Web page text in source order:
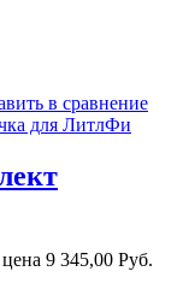
в сравнение
9 345,00 Руб.